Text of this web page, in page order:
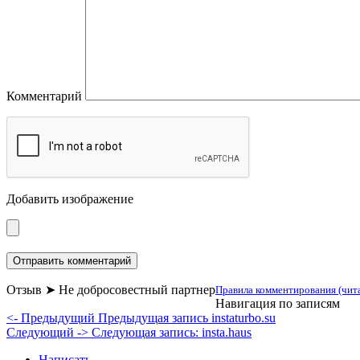
Комментарий
Добавить изображение
Правила комментирования
Отзыв ➤ Не добросовестный партнер
Навигация по записям
<- Предыдущий Предыдущая запись instaturbo.su
Следующий -> Следующая запись: insta.haus